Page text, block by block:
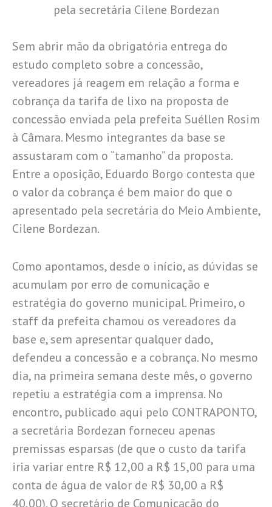
pela secretária Cilene Bordezan
Sem abrir mão da obrigatória entrega do
estudo completo sobre a concessão,
vereadores já reagem em relação a forma e
cobrança da tarifa de lixo na proposta de
concessão enviada pela prefeita Suéllen Rosim
à Câmara. Mesmo integrantes da base se
assustaram com o “tamanho” da proposta.
Entre a oposição, Eduardo Borgo contesta que
o valor da cobrança é bem maior do que o
apresentado pela secretária do Meio Ambiente,
Cilene Bordezan.
Como apontamos, desde o início, as dúvidas se
acumulam por erro de comunicação e
estratégia do governo municipal. Primeiro, o
staff da prefeita chamou os vereadores da
base e, sem apresentar qualquer dado,
defendeu a concessão e a cobrança. No mesmo
dia, na primeira semana deste mês, o governo
repetiu a estratégia com a imprensa. No
encontro, publicado aqui pelo CONTRAPONTO,
a secretária Bordezan forneceu apenas
premissas esparsas (de que o custo da tarifa
iria variar entre R$ 12,00 a R$ 15,00 para uma
conta de água de valor de R$ 30,00 a R$
40,00). O secretário de Comunicação do